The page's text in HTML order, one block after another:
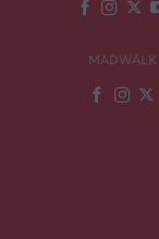
MADWALK